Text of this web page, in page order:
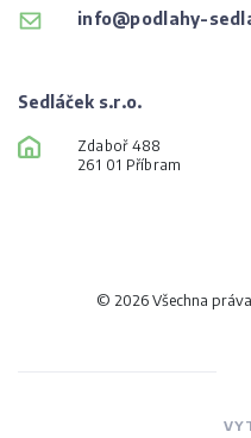
info@podlahy-
Sedláček s.r.o.
Zdaboř 488
261 01 Příbram
© 2026 Všechna